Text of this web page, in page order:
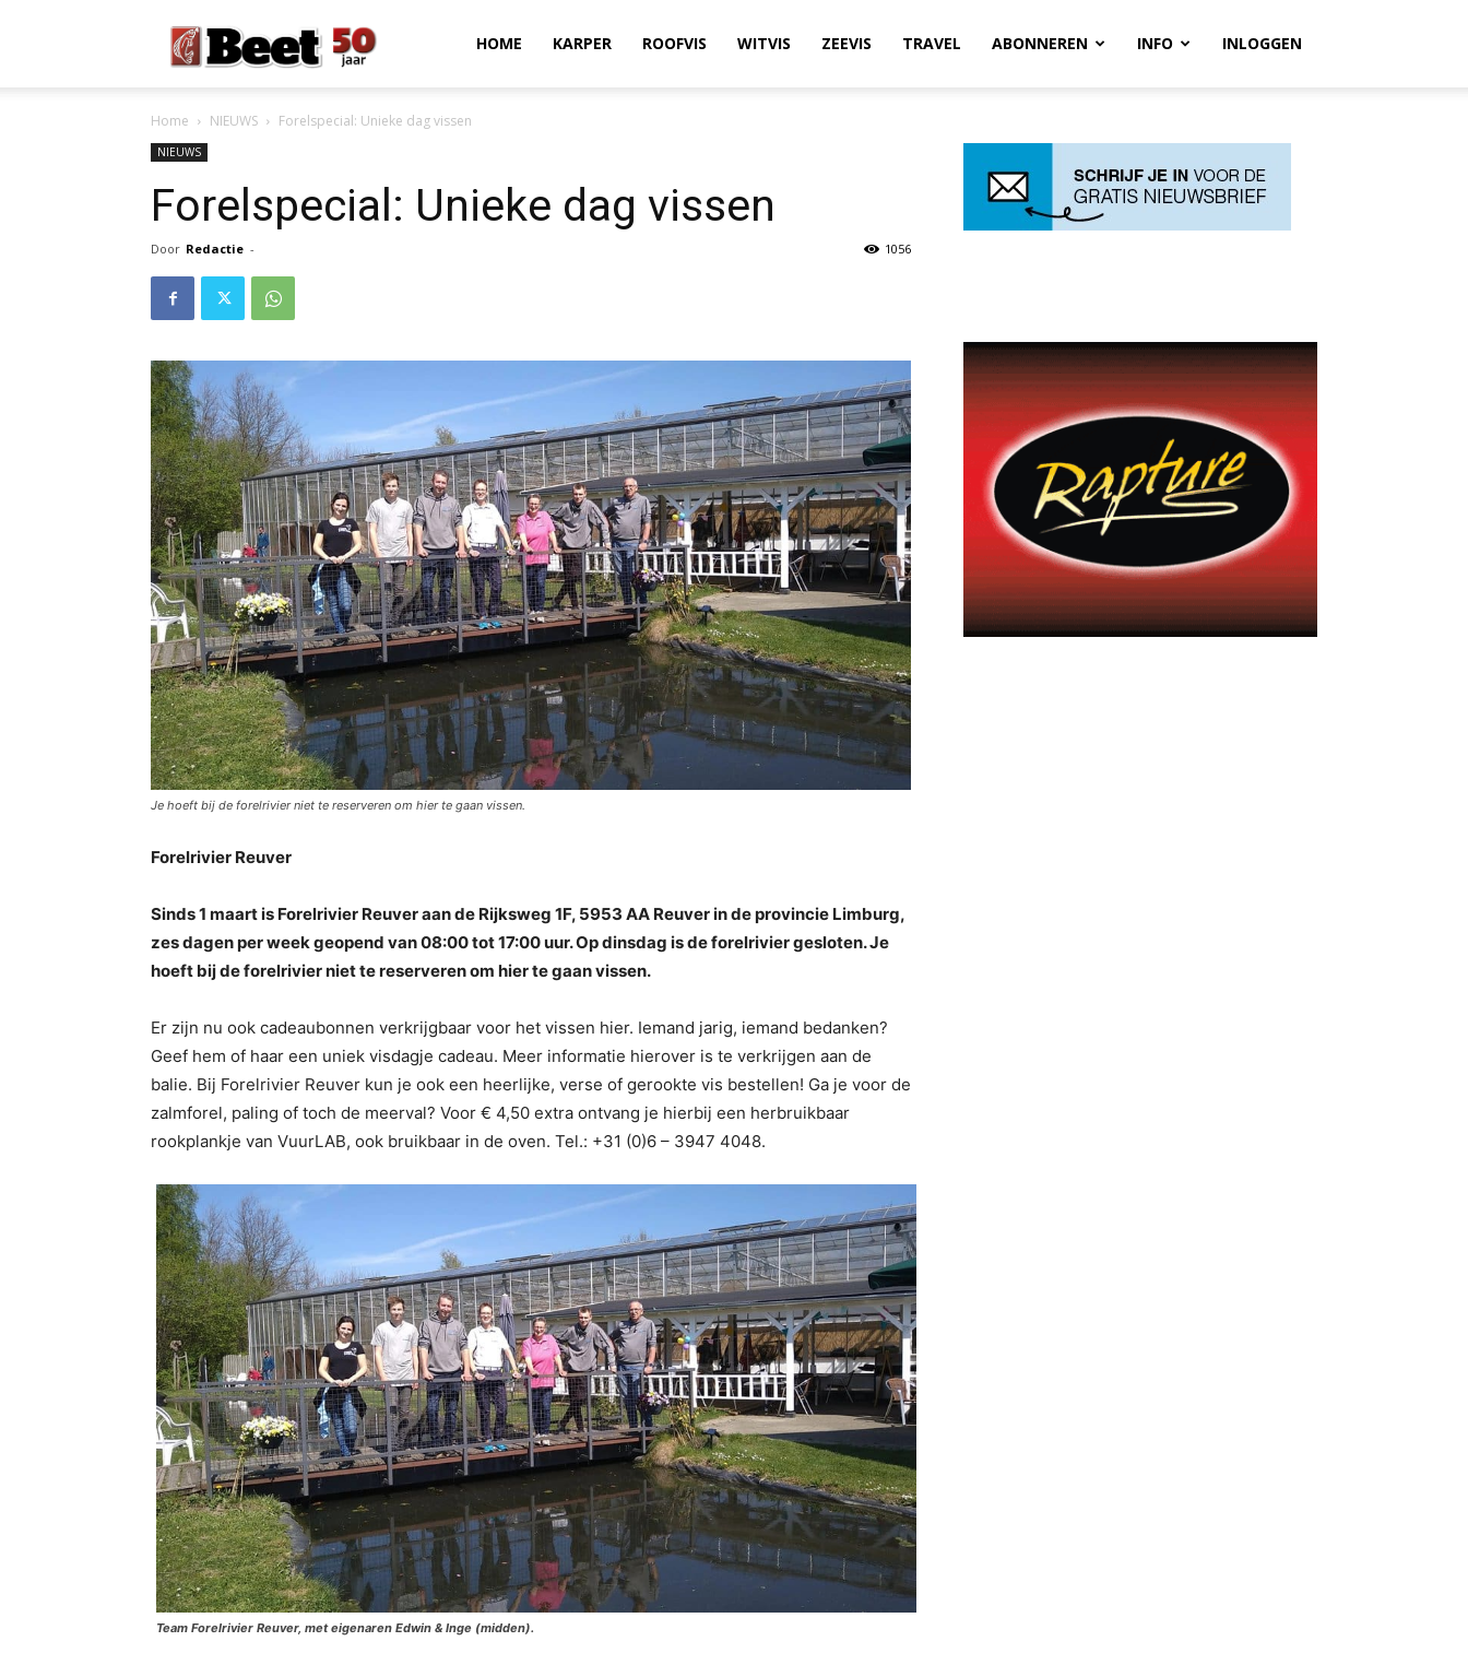
Magazine
HOME KARPER ROOFVIS WITVIS ZEEVIS TRAVEL ABONNEREN INFO INLOGGEN
Home NIEUWS Forelspecial: Unieke dag vissen
NIEUWS
Forelspecial: Unieke dag vissen
Door Redactie - 1056
Je hoeft bij de forelrivier niet te reserveren om hier te gaan vissen.
Forelrivier Reuver
Sinds 1 maart is Forelrivier Reuver aan de Rijksweg 1F, 5953 AA Reuver in de provincie Limburg,
zes dagen per week geopend van 08:00 tot 17:00 uur. Op dinsdag is de forelrivier gesloten. Je
hoeft bij de forelrivier niet te reserveren om hier te gaan vissen.
Er zijn nu ook cadeaubonnen verkrijgbaar voor het vissen hier. Iemand jarig, iemand bedanken?
Geef hem of haar een uniek visdagje cadeau. Meer informatie hierover is te verkrijgen aan de
balie. Bij Forelrivier Reuver kun je ook een heerlijke, verse of gerookte vis bestellen! Ga je voor de
zalmforel, paling of toch de meerval? Voor € 4,50 extra ontvang je hierbij een herbruikbaar
rookplankje van VuurLAB, ook bruikbaar in de oven. Tel.: +31 (0)6 – 3947 4048.
Team Forelrivier Reuver, met eigenaren Edwin & Inge (midden).